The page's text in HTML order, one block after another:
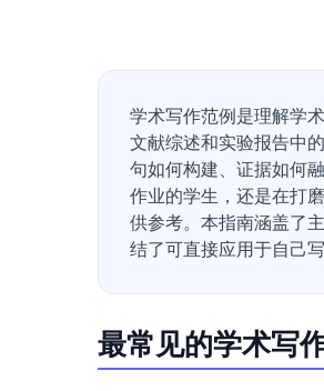
学术写作范例是理解学
文献综述和实验报告中
句如何构建、证据如何
作业的学生，还是在打
供参考。本指南涵盖了
结了可直接应用于自己
最常见的学术写